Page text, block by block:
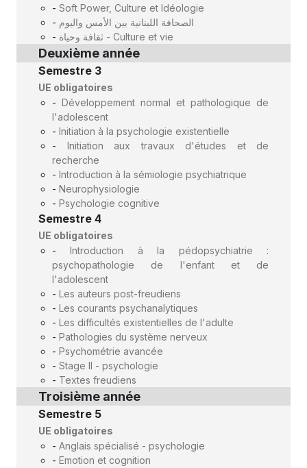
- Soft Power, Culture et Idéologie
- الصحافة اللبنانية بين الأمس واليوم
-
ثقافة وحياة - Culture et vie
Deuxième année
Semestre 3
UE obligatoires
- Développement normal et pathologique de
l'adolescent
- Initiation à la psychologie existentielle
- Initiation aux travaux d'études et de
recherche
- Introduction à la sémiologie psychiatrique
- Neurophysiologie
- Psychologie cognitive
Semestre 4
UE obligatoires
-Introduction à la pédopsychiatrie :
psychopathologie de l'enfant et de
l'adolescent
- Les auteurs post-freudiens
- Les courants psychanalytiques
- Les difficultés existentielles de l'adulte
- Pathologies du système nerveux
- Psychométrie avancée
- Stage II - psychologie
- Textes freudiens
Troisième année
Semestre 5
UE obligatoires
- Anglais spécialisé - psychologie
- Emotion et cognition